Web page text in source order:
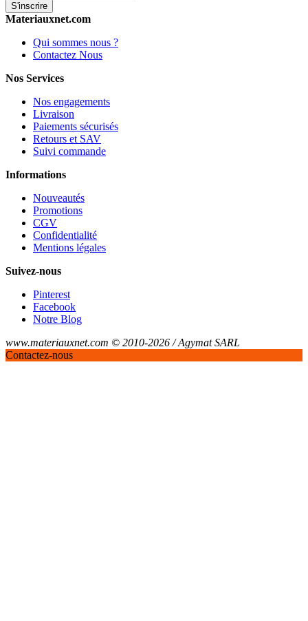
S'inscrire
Materiauxnet.com
Qui sommes nous ?
Contactez Nous
Nos Services
Nos engagements
Livraison
Paiements sécurisés
Retours et SAV
Suivi commande
Informations
Nouveautés
Promotions
CGV
Confidentialité
Mentions légales
Suivez-nous
Pinterest
Facebook
Notre Blog
www.materiauxnet.com © 2010-2026 / Agymat SARL
Contactez-nous